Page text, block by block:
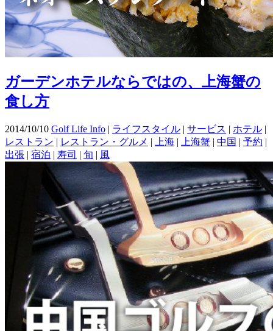
ガーデンホテルならではの、上海蟹の
食し方
2014/10/10 Golf Life Info | ライフスタイル | サービス | ホテル |
レストラン | レストラン・グルメ | 上海 | 上海蟹 | 中国 | 予約 |
出張 | 宿泊 | 寿司 | 旬 | 風